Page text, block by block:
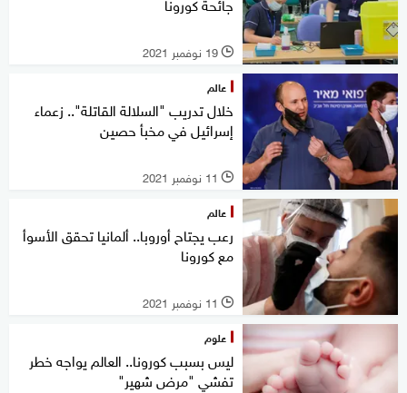
l 19 نوفمبر 2021
عالم
خلال تدريب "السلالة القاتلة".. زعماء
إسرائيل في مخبأ حصين
l 11 نوفمبر 2021
عالم
رعب يجتاح أوروبا.. ألمانيا تحقق الأسوأ
مع كورونا
l 11 نوفمبر 2021
علوم
ليس بسبب كورونا.. العالم يواجه خطر
تفشي "مرض شهير"